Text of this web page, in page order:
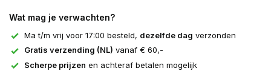
Wat mag je verwachten?
Ma t/m vrij voor 17:00 besteld, dezelfde dag verzonden
Gratis verzending (NL) vanaf € 60,-
Scherpe prijzen en achteraf betalen mogelijk